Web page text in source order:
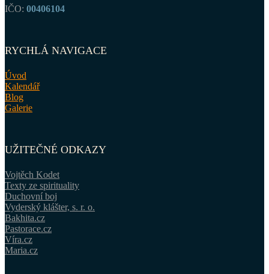
IČO: 00406104
RYCHLÁ NAVIGACE
Úvod
Kalendář
Blog
Galerie
UŽITEČNÉ ODKAZY
Vojtěch Kodet
Texty ze spirituality
Duchovní boj
Vyderský klášter, s. r. o.
Bakhita.cz
Pastorace.cz
Víra.cz
Maria.cz